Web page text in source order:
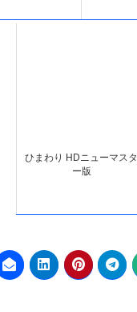
ひまわり HDニューマスタ
ー版